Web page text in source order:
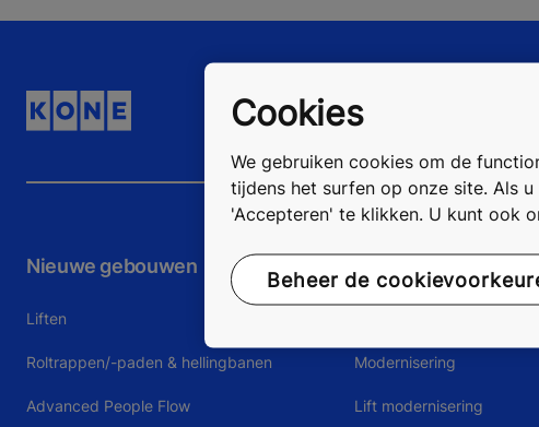
Nieuwe gebouwen
Liften
Roltrappen/-paden & hellingbanen
Advanced People Flow
Bestaande
Modernisering
Lift modernisering
Cookies
We gebruiken cookies om de
tijdens het surfen op onze site. Als
'Accepteren' te klikken. U kunt ook
Beheer de